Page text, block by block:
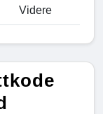
Videre